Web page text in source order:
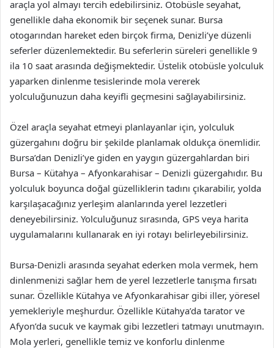
araçla yol almayı tercih edebilirsiniz. Otobüsle seyahat,
genellikle daha ekonomik bir seçenek sunar. Bursa
otogarından hareket eden birçok firma, Denizli’ye düzenli
seferler düzenlemektedir. Bu seferlerin süreleri genellikle 9
ila 10 saat arasında değişmektedir. Üstelik otobüsle yolculuk
yaparken dinlenme tesislerinde mola vererek
yolculuğunuzun daha keyifli geçmesini sağlayabilirsiniz.
Özel araçla seyahat etmeyi planlayanlar için, yolculuk
güzergahını doğru bir şekilde planlamak oldukça önemlidir.
Bursa’dan Denizli’ye giden en yaygın güzergahlardan biri
Bursa – Kütahya – Afyonkarahisar – Denizli güzergahıdır. Bu
yolculuk boyunca doğal güzelliklerin tadını çıkarabilir, yolda
karşılaşacağınız yerleşim alanlarında yerel lezzetleri
deneyebilirsiniz. Yolculuğunuz sırasında, GPS veya harita
uygulamalarını kullanarak en iyi rotayı belirleyebilirsiniz.
Bursa-Denizli arasında seyahat ederken mola vermek, hem
dinlenmenizi sağlar hem de yerel lezzetlerle tanışma fırsatı
sunar. Özellikle Kütahya ve Afyonkarahisar gibi iller, yöresel
yemekleriyle meşhurdur. Özellikle Kütahya’da tarator ve
Afyon’da sucuk ve kaymak gibi lezzetleri tatmayı unutmayın.
Mola yerleri, genellikle temiz ve konforlu dinlenme